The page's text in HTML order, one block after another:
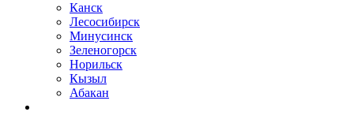
Канск
Лесосибирск
Минусинск
Зеленогорск
Норильск
Кызыл
Абакан